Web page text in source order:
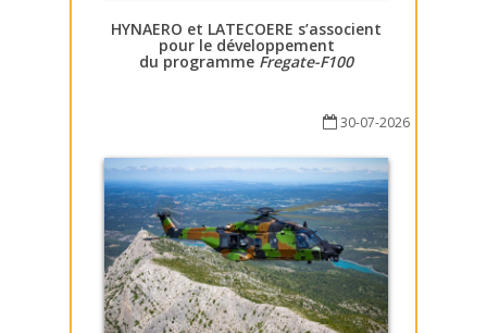
HYNAERO et LATECOERE s’associent
pour le développement
du programme Fregate-F100
30-07-2026